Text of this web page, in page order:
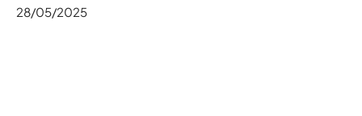
28/05/2025